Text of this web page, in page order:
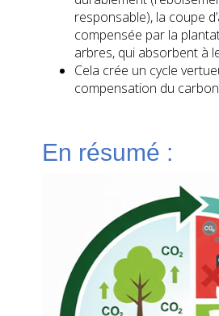
responsable), la coupe
compensée par la
arbres, qui absorbent à
Cela crée un cycle
compensation du
En résumé :